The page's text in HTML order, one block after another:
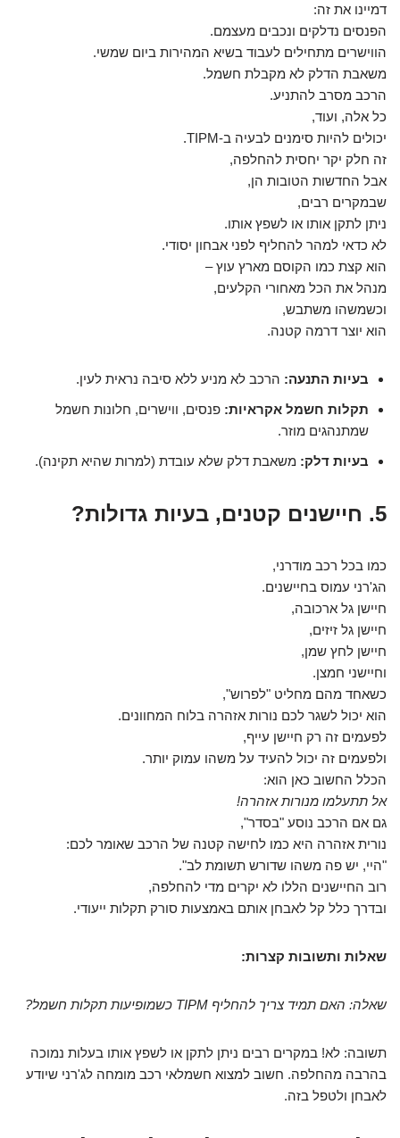
דמיינו את זה:
הפנסים נדלקים ונכבים מעצמם.
הווישרים מתחילים לעבוד בשיא המהירות ביום שמשי.
משאבת הדלק לא מקבלת חשמל.
הרכב מסרב להתניע.
כל אלה, ועוד,
יכולים להיות סימנים לבעיה ב-TIPM.
זה חלק יקר יחסית להחלפה,
אבל החדשות הטובות הן,
שבמקרים רבים,
ניתן לתקן אותו או לשפץ אותו.
לא כדאי למהר להחליף לפני אבחון יסודי.
הוא קצת כמו הקוסם מארץ עוץ –
מנהל את הכל מאחורי הקלעים,
וכשמשהו משתבש,
הוא יוצר דרמה קטנה.
בעיות התנעה: הרכב לא מניע ללא סיבה נראית לעין.
תקלות חשמל אקראיות: פנסים, ווישרים, חלונות חשמל
שמתנהגים מוזר.
בעיות דלק: משאבת דלק שלא עובדת (למרות שהיא תקינה).
5. חיישנים קטנים, בעיות גדולות?
כמו בכל רכב מודרני,
הג'רני עמוס בחיישנים.
חיישן גל ארכובה,
חיישן גל זיזים,
חיישן לחץ שמן,
וחיישני חמצן.
כשאחד מהם מחליט "לפרוש",
הוא יכול לשגר לכם נורות אזהרה בלוח המחוונים.
לפעמים זה רק חיישן עייף,
ולפעמים זה יכול להעיד על משהו עמוק יותר.
הכלל החשוב כאן הוא:
אל תתעלמו מנורות אזהרה!
גם אם הרכב נוסע "בסדר",
נורית אזהרה היא כמו לחישה קטנה של הרכב שאומר לכם:
"היי, יש פה משהו שדורש תשומת לב".
רוב החיישנים הללו לא יקרים מדי להחלפה,
ובדרך כלל קל לאבחן אותם באמצעות סורק תקלות ייעודי.
שאלות ותשובות קצרות:
שאלה: האם תמיד צריך להחליף TIPM כשמופיעות תקלות חשמל?
תשובה: לא! במקרים רבים ניתן לתקן או לשפץ אותו בעלות נמוכה
בהרבה מהחלפה. חשוב למצוא חשמלאי רכב מומחה לג'רני שיודע
לאבחן ולטפל בזה.